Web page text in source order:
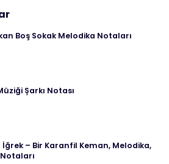
Boş Sokak Melodika Notaları
Şarkı Notası
İğrek – Bir Karanfil Keman, Melodika,